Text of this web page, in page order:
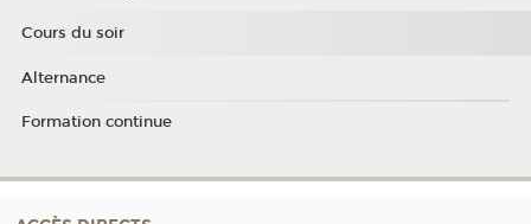
Cours du soir
Alternance
Formation continue